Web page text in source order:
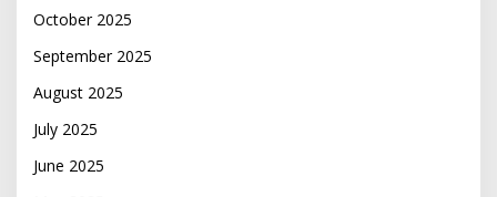
October 2025
September 2025
August 2025
July 2025
June 2025